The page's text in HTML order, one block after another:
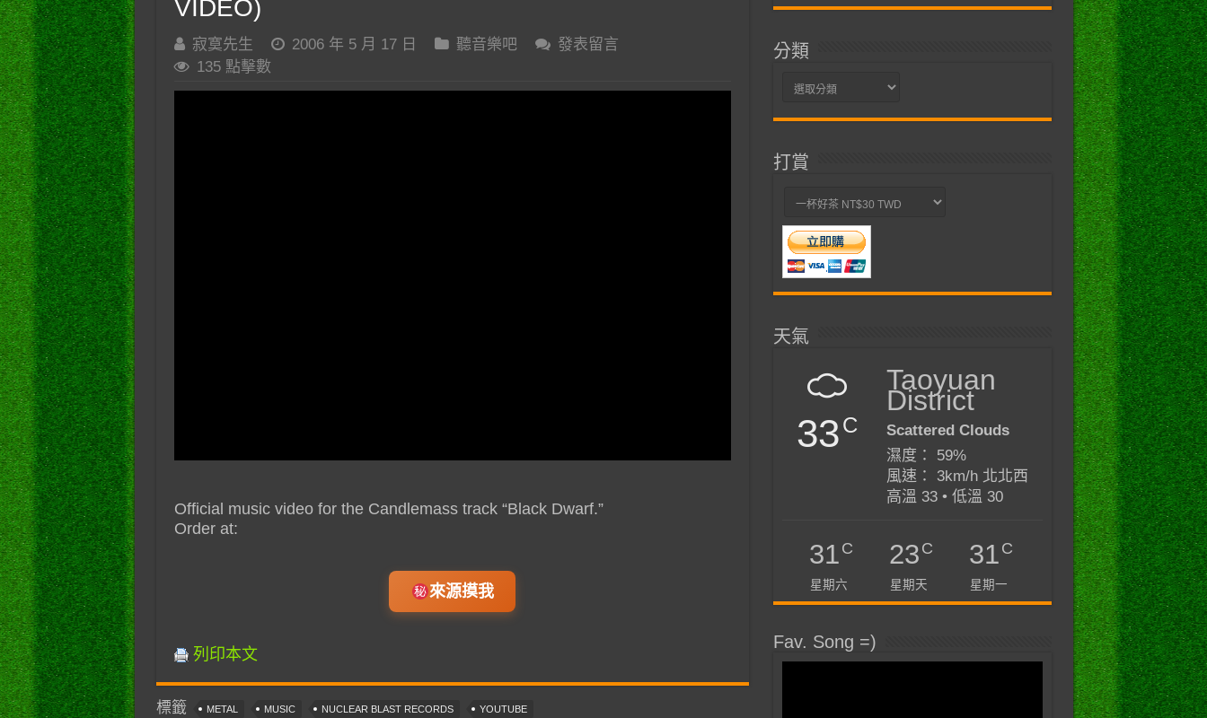
VIDEO)
寂寞先生 2006 年 5 月 17 日 聽音樂吧
發表留言
135 點擊數
Official music video for the Candlemass track “Black Dwarf.”
Order at:
來源摸我
列印本文
標籤 METAL MUSIC NUCLEAR BLAST RECORDS YOUTUBE
分類
分
打賞
天氣
33C
Taoyuan
District
Scattered Clouds
濕度： 59%
風速： 3km/h 北北西
高溫 33 • 低溫 30
31C
星期六
23C
星期天
31C
星期一
Fav. Song =)